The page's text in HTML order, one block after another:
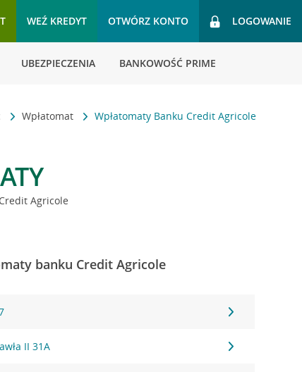
WEŹ KREDYT OTWÓRZ KONTO LOGOWANIE
UBEZPIECZENIA BANKOWOŚĆ PRIME
Wpłatomat Wpłatomaty Banku Credit Agricole
Agricole
banku Credit Agricole
II 31A